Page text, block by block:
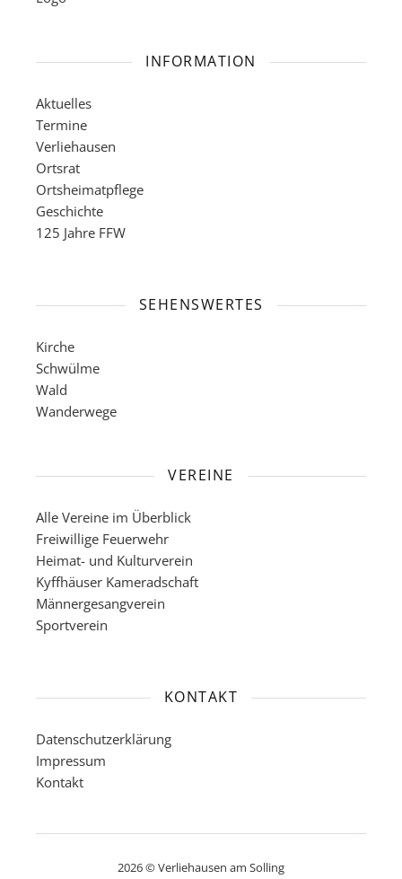
INFORMATION
Aktuelles
Termine
Verliehausen
Ortsrat
Ortsheimatpflege
Geschichte
125 Jahre FFW
SEHENSWERTES
Kirche
Schwülme
Wald
Wanderwege
VEREINE
Alle Vereine im Überblick
Freiwillige Feuerwehr
Heimat- und Kulturverein
Kyffhäuser Kameradschaft
Männergesangverein
Sportverein
KONTAKT
Datenschutzerklärung
Impressum
Kontakt
2026 © Verliehausen am Solling